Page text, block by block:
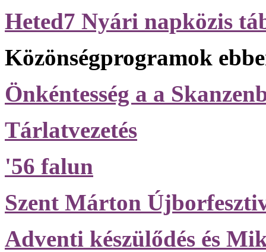
Heted7 Nyári napközis
Közönségprogramok
Önkéntesség a a
Tárlatvezetés
'56 falun
Szent Márton
Adventi készülődés és